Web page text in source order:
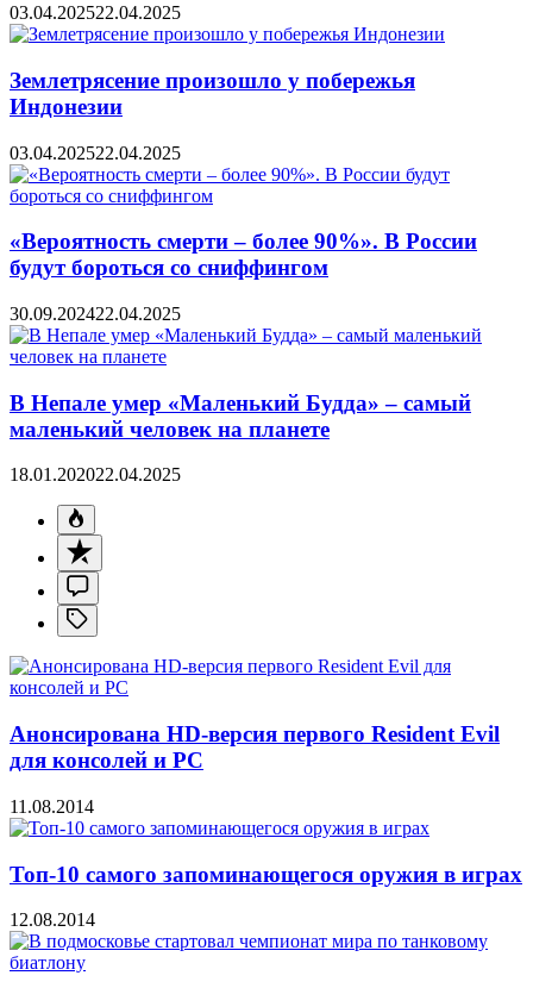
03.04.202522.04.2025
Землетрясение произошло у побережья
Индонезии
03.04.202522.04.2025
«Вероятность смерти – более 90%». В России
будут бороться со сниффингом
30.09.202422.04.2025
В Непале умер «Маленький Будда» – самый
маленький человек на планете
18.01.202022.04.2025
Анонсирована HD-версия первого Resident Evil
для консолей и PC
11.08.2014
Топ-10 самого запоминающегося оружия в играх
12.08.2014